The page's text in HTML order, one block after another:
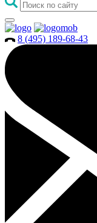
8 (495) 189-68-43